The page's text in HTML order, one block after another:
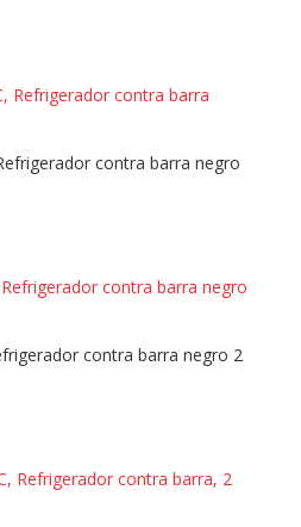
contra barra negro
contra barra negro 2